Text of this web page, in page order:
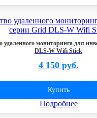
удаленного мониторинга для
DLS-W Wifi Stick
4 150 руб.
Купить
Подробнее